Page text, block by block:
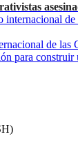
internacional de
de las
para construir
)